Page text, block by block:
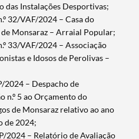
das Instalações Desportivas;
32/VAF/2024 – Casa do
de Monsaraz – Arraial Popular;
33/VAF/2024 – Associação
e Idosos de Perolivas –
2024 – Despacho de
n.º 5 ao Orçamento do
de Monsaraz relativo ao ano
de 2024;
2024 – Relatório de Avaliação